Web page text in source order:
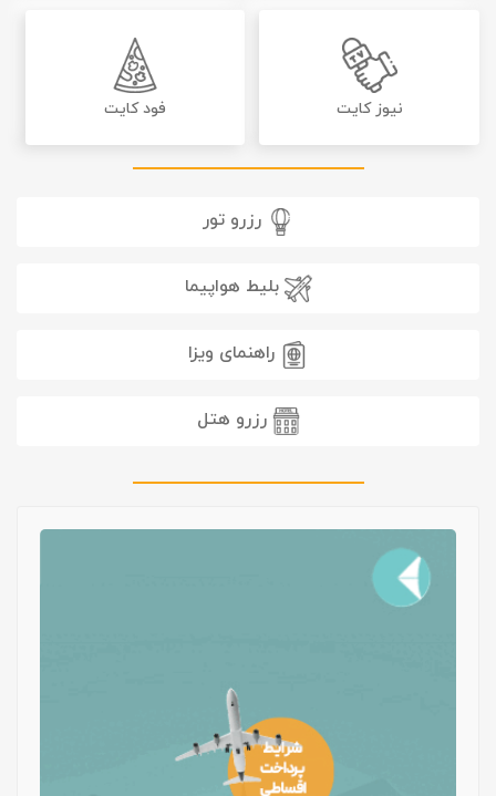
نیوز کایت فود کایت
رزرو تور
بلیط هواپیما
راهنمای ویزا
رزرو هتل